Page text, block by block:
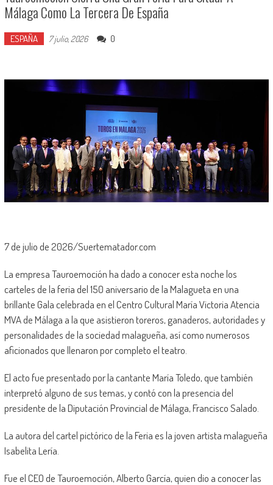
Málaga Como La Tercera De España
ESPAÑA 7 julio, 2026 0
7 de julio de 2026/Suertematador.com
La empresa Tauroemoción ha dado a conocer esta noche los
carteles de la feria del 150 aniversario de la Malagueta en una
brillante Gala celebrada en el Centro Cultural María Victoria Atencia
MVA de Málaga a la que asistieron toreros, ganaderos, autoridades y
personalidades de la sociedad malagueña, así como numerosos
aficionados que llenaron por completo el teatro.
El acto fue presentado por la cantante María Toledo, que también
interpretó alguno de sus temas, y contó con la presencia del
presidente de la Diputación Provincial de Málaga, Francisco Salado.
La autora del cartel pictórico de la Feria es la joven artista malagueña
Isabelita Lería.
Fue el CEO de Tauroemoción, Alberto García, quien dio a conocer las